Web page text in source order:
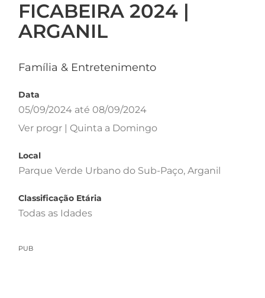
FICABEIRA 2024 |
ARGANIL
Família & Entretenimento
Data
05/09/2024 até 08/09/2024
Ver progr | Quinta a Domingo
Local
Parque Verde Urbano do Sub-Paço, Arganil
Classificação Etária
Todas as Idades
PUB